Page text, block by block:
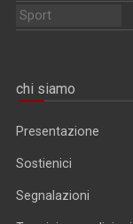
Sport
chi siamo
Presentazione
Sostienici
Segnalazioni